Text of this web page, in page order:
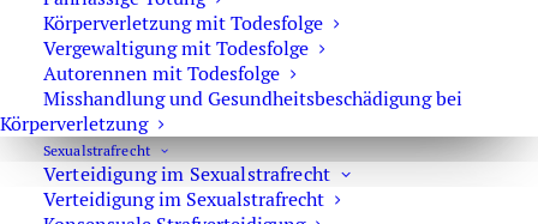
Körperverletzung mit Todesfolge
Vergewaltigung mit Todesfolge
Autorennen mit Todesfolge
Misshandlung und Gesundheitsbeschädigung bei
Körperverletzung
Sexual­strafrecht
Verteidigung im Sexualstrafrecht
Verteidigung im Sexualstrafrecht
Hilfe im Notfall
Sie können sich im Notfall rund um die Uhr an uns
wenden. Bitte wählen Sie:0171 65 43 669
Typische Notfälle sind: Festnahme, Anordnung der
Untersuchungshaft oder Hausdurchsuchungen.